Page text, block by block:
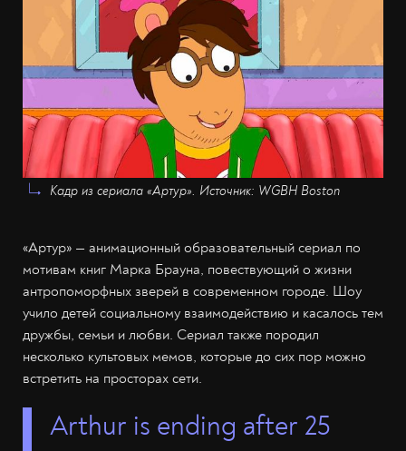
Кадр из сериала «Артур». Источник: WGBH Boston
«Артур» — анимационный образовательный сериал по
мотивам книг Марка Брауна, повествующий о жизни
антропоморфных зверей в современном городе. Шоу
учило детей социальному взаимодействию и касалось тем
дружбы, семьи и любви. Сериал также породил
несколько культовых мемов, которые до сих пор можно
встретить на просторах сети.
Arthur is ending after 25